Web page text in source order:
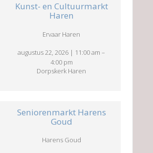
Kunst- en Cultuurmarkt
Haren
Ervaar Haren
augustus 22, 2026 | 11:00 am–
4:00 pm
Dorpskerk Haren
Seniorenmarkt Harens
Goud
Harens Goud